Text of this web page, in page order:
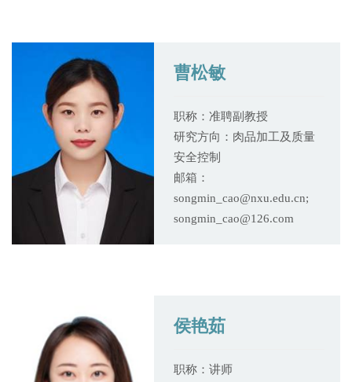
曹松敏
职称：准聘副教授
研究方向：肉品加工及质量
安全控制
邮箱：
songmin_cao@nxu.edu.cn;
songmin_cao@126.com
​侯艳茹
职称：讲师